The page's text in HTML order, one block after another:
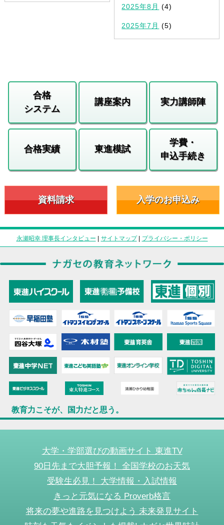
2025年8月 (4)
2025年7月 (5)
合格
システム
講座案内 実力講師陣
合格実績 東進模試
学費・
申込手続き
資料請求 入学のお申込み
永瀬昭幸 理事長インタビュー | サイトマップ| プライバシー・ポリシー
教育力こそが、国力だと思う。
大学・学部選びの動画サイト 東進TV
90日先まで大胆予報！ 全国学校のお天気
受験生必見！ 大学情報・入試情報
きっと元気になる Proverb格言
将来の夢や進路を見つけよう 未来発見サイト